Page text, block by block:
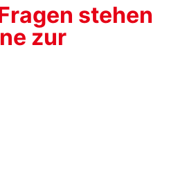
stehen
zur